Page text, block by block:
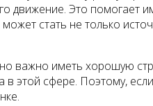
движение. Это
стать не только
важно иметь хорошую
этой сфере. Поэтому,